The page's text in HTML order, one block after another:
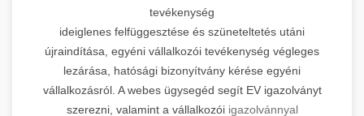
tevékenység
ideiglenes felfüggesztése és szüneteltetés utáni
újraindítása, egyéni vállalkozói tevékenység végleges
lezárása, hatósági bizonyítvány kérése egyéni
vállalkozásról. A webes ügysegéd segít EV igazolványt
szerezni, valamint a vállalkozói igazolvánnyal